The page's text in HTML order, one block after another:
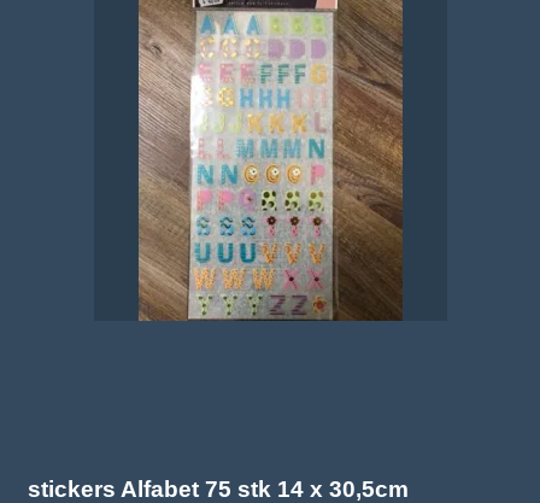
stickers Alfabet 75 stk 14 x 30,5cm